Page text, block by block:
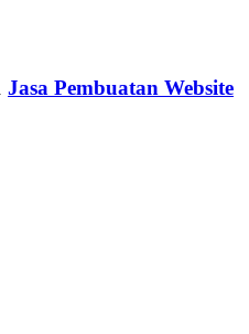
Jasa Pembuatan Website